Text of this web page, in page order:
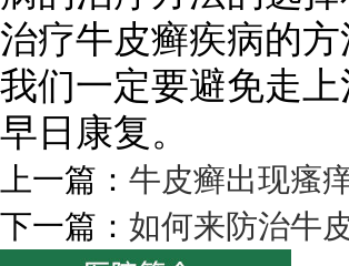
治疗牛皮癣疾病的
我们一定要避免走
早日康复。
上一篇： 牛皮癣出现瘙
下一篇： 如何来防治牛